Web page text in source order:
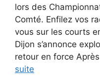
lors des
Comté. Enfilez vos
vous sur les courts
Dijon s’annonce
retour en force
suite